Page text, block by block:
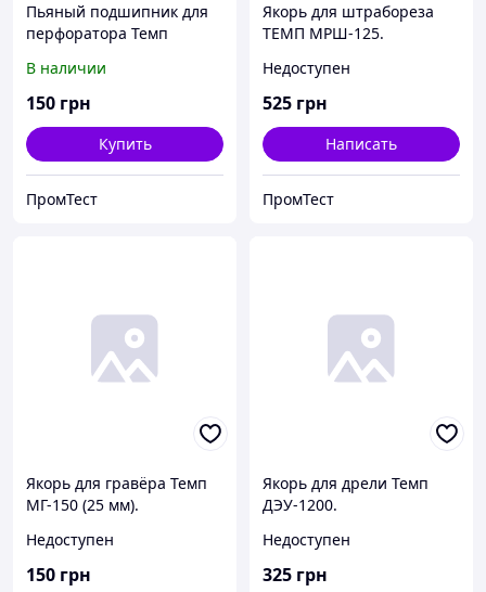
Пьяный подшипник для
перфоратора Темп
В наличии
150 грн
Купить
ПромТест
Якорь для штрабореза
ТЕМП МРШ-125.
Недоступен
525 грн
Написать
ПромТест
Якорь для гравёра Темп
МГ-150 (25 мм).
Недоступен
150 грн
Якорь для дрели Темп
ДЭУ-1200.
Недоступен
325 грн